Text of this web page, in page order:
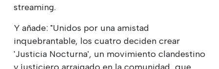
streaming.
Y añade: "Unidos por una amistad
inquebrantable, los cuatro deciden crear
'Justicia Nocturna', un movimiento clandestino